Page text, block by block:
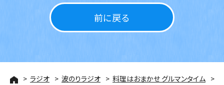
前に戻る
ラジオ 波のりラジオ
料理はおまかせ グルマンタイム